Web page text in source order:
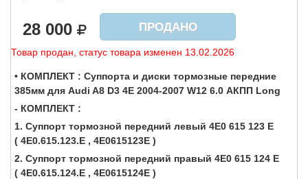
28 000 ПРОДАНО
Товар продан, статус товара изменен 13.02.2026
• КОМПЛЕКТ : Суппорта и диски тормозные передние
385мм для Audi A8 D3 4E 2004-2007 W12 6.0 АКПП Long
- КОМПЛЕКТ :
1. Суппорт тормозной передний левый 4E0 615 123 E
( 4E0.615.123.E , 4E0615123E )
2. Суппорт тормозной передний правый 4E0 615 124 E
( 4E0.615.124.E , 4E0615124E )